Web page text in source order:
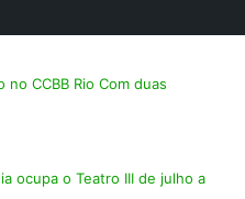
CCBB Rio Com duas
ocupa o Teatro III de julho a